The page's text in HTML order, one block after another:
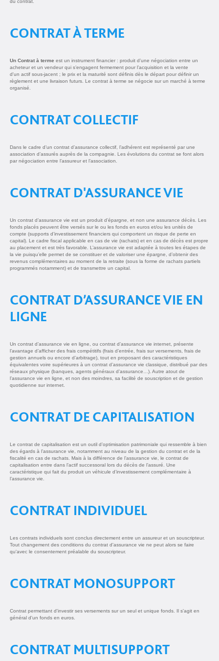
du contrat.
CONTRAT À TERME
Un Contrat à terme est un instrument financier : produit d’une négociation entre un
acheteur et un vendeur qui s’engagent fermement pour l’acquisition et la vente
d'un actif sous-jacent ; le prix et la maturité sont définis dès le départ pour définir un
règlement et une livraison futurs. Le contrat à terme se négocie sur un marché à terme
organisé.
CONTRAT COLLECTIF
Dans le cadre d’un contrat d’assurance collectif, l’adhérent est représenté par une
association d’assurés auprès de la compagnie. Les évolutions du contrat se font alors
par négociation entre l’assureur et l’association.
CONTRAT D'ASSURANCE VIE
Un contrat d’assurance vie est un produit d’épargne, et non une assurance décès. Les
fonds placés peuvent être versés sur le ou les fonds en euros et/ou les unités de
compte (supports d’investissement financiers qui comportent un risque de perte en
capital). Le cadre fiscal applicable en cas de vie (rachats) et en cas de décès est propre
au placement et est très favorable. L’assurance vie est adaptée à toutes les étapes de
la vie puisqu’elle permet de se constituer et de valoriser une épargne, d’obtenir des
revenus complémentaires au moment de la retraite (sous la forme de rachats partiels
programmés notamment) et de transmettre un capital.
CONTRAT D’ASSURANCE VIE EN
LIGNE
Un contrat d’assurance vie en ligne, ou contrat d’assurance vie internet, présente
l’avantage d’afficher des frais compétitifs (frais d’entrée, frais sur versements, frais de
gestion annuels ou encore d’arbitrage), tout en proposant des caractéristiques
équivalentes voire supérieures à un contrat d’assurance vie classique, distribué par des
réseaux physique (banques, agents généraux d’assurance…). Autre atout de
l’assurance vie en ligne, et non des moindres, sa facilité de souscription et de gestion
quotidienne sur internet.
CONTRAT DE CAPITALISATION
Le contrat de capitalisation est un outil d’optimisation patrimoniale qui ressemble à bien
des égards à l’assurance vie, notamment au niveau de la gestion du contrat et de la
fiscalité en cas de rachats. Mais à la différence de l’assurance vie, le contrat de
capitalisation entre dans l’actif successoral lors du décès de l’assuré. Une
caractéristique qui fait du produit un véhicule d’investissement complémentaire à
l’assurance vie.
CONTRAT INDIVIDUEL
Les contrats individuels sont conclus directement entre un assureur et un souscripteur.
Tout changement des conditions du contrat d'assurance vie ne peut alors se faire
qu'avec le consentement préalable du souscripteur.
CONTRAT MONOSUPPORT
Contrat permettant d'investir ses versements sur un seul et unique fonds. Il s'agit en
général d'un fonds en euros.
CONTRAT MULTISUPPORT